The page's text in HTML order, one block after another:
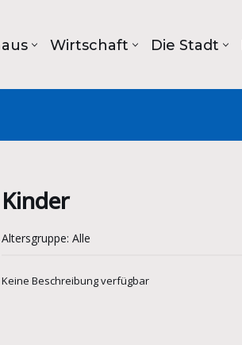
Wirtschaft Die Stadt
Kinder
Altersgruppe: Alle
Keine Beschreibung verfügbar